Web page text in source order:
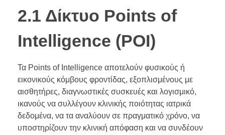
2.1 Δίκτυο Points of
Intelligence (POI)
Τα Points of Intelligence αποτελούν φυσικούς ή
εικονικούς κόμβους φροντίδας, εξοπλισμένους με
αισθητήρες, διαγνωστικές συσκευές και λογισμικό,
ικανούς να συλλέγουν κλινικής ποιότητας ιατρικά
δεδομένα, να τα αναλύουν σε πραγματικό χρόνο, να
υποστηρίζουν την κλινική απόφαση και να συνδέουν